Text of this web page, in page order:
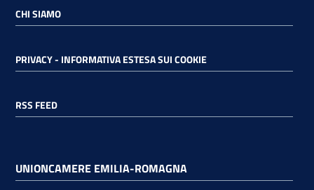
CHI SIAMO
PRIVACY - INFORMATIVA ESTESA SUI COOKIE
RSS FEED
UNIONCAMERE EMILIA-ROMAGNA